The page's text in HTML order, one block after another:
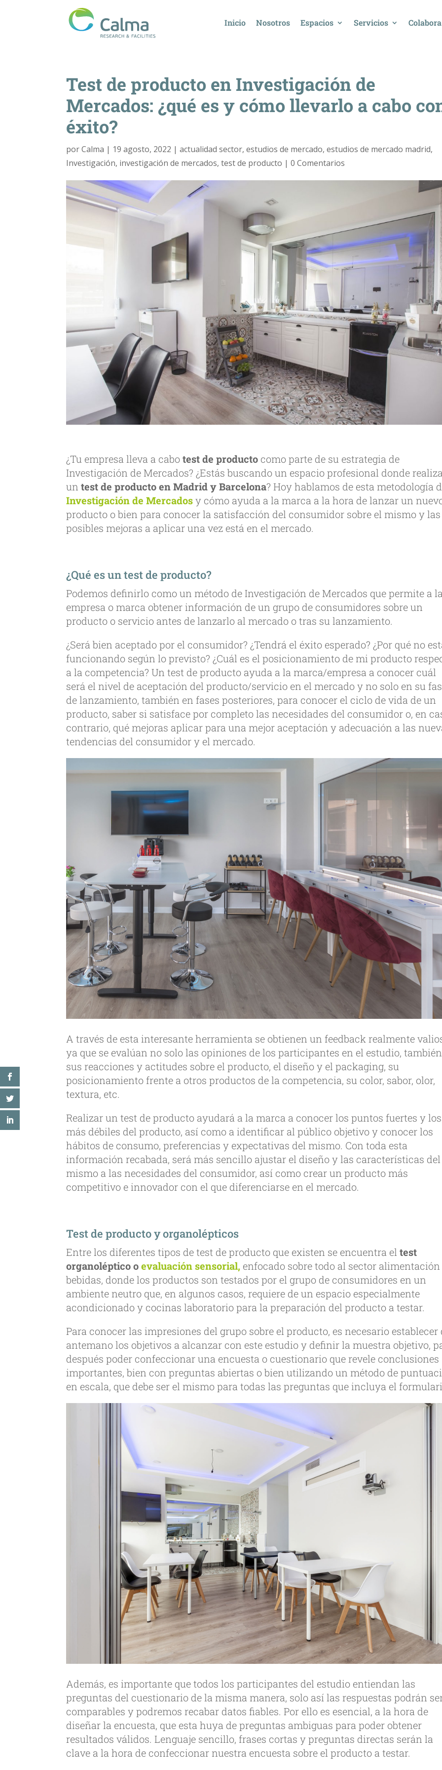
Inicio Nosotros Espacios Servicios Colabora
Test de producto en Investigación de
Mercados: ¿qué es y cómo llevarlo a cabo
éxito?
porCalma | 19 agosto, 2022 |actualidad sector,estudios de mercado,estudios de mercado madrid,
Investigación, investigación de mercados,test de producto |0 Comentarios
¿Tu empresa lleva a cabotest de producto como parte de su estrategia de
Investigación de Mercados? ¿Estás buscando un espacio profesional donde
un test de producto en Madrid y Barcelona? Hoy hablamos de esta metodología
Investigación de Mercadosy cómo ayuda a la marca a la hora de lanzar un
producto o bien para conocer la satisfacción del consumidor sobre el mismo y las
posibles mejoras a aplicar una vez está en el mercado.
¿Qué es un test de producto?
Podemos definirlo como un método de Investigación de Mercados que permite a
empresa o marca obtener información de un grupo de consumidores sobre un
producto o servicio antes de lanzarlo al mercado o tras su lanzamiento.
¿Será bien aceptado por el consumidor? ¿Tendrá el éxito esperado? ¿Por qué no
funcionando según lo previsto? ¿Cuál es el posicionamiento de mi producto
a la competencia? Un test de producto ayuda a la marca/empresa a conocer cuál
será el nivel de aceptación del producto/servicio en el mercado y no solo en su
de lanzamiento, también en fases posteriores, para conocer el ciclo de vida de un
producto, saber si satisface por completo las necesidades del consumidor o, en
contrario, qué mejoras aplicar para una mejor aceptación y adecuación a las
tendencias del consumidor y el mercado.
A través de esta interesante herramienta se obtienen un feedback realmente
ya que se evalúan no solo las opiniones de los participantes en el estudio, también
sus reacciones y actitudes sobre el producto, el diseño y el packaging, su
posicionamiento frente a otros productos de la competencia, su color, sabor, olor,
textura, etc.
Realizar un test de producto ayudará a la marca a conocer los puntos fuertes y los
más débiles del producto, así como a identificar al público objetivo y conocer los
hábitos de consumo, preferencias y expectativas del mismo. Con toda esta
información recabada, será más sencillo ajustar el diseño y las características del
mismo a las necesidades del consumidor, así como crear un producto más
competitivo e innovador con el que diferenciarse en el mercado.
Test de producto y organolépticos
Entre los diferentes tipos de test de producto que existen se encuentra eltest
organoléptico oevaluación sensorial, enfocado sobre todo al sector
bebidas, donde los productos son testados por el grupo de consumidores en un
ambiente neutro que, en algunos casos, requiere de un espacio especialmente
acondicionado y cocinas laboratorio para la preparación del producto a testar.
Para conocer las impresiones del grupo sobre el producto, es necesario establecer
antemano los objetivos a alcanzar con este estudio y definir la muestra objetivo,
después poder confeccionar una encuesta o cuestionario que revele conclusiones
importantes, bien con preguntas abiertas o bien utilizando un método de
en escala, que debe ser el mismo para todas las preguntas que incluya el
Además, es importante que todos los participantes del estudio entiendan las
preguntas del cuestionario de la misma manera, solo así las respuestas podrán
comparables y podremos recabar datos fiables. Por ello es esencial, a la hora de
diseñar la encuesta, que esta huya de preguntas ambiguas para poder obtener
resultados válidos. Lenguaje sencillo, frases cortas y preguntas directas serán la
clave a la hora de confeccionar nuestra encuesta sobre el producto a testar.